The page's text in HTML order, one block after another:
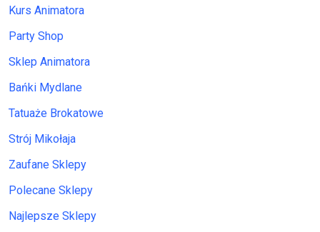
Kurs Animatora
Party Shop
Sklep Animatora
Bańki Mydlane
Tatuaże Brokatowe
Strój Mikołaja
Zaufane Sklepy
Polecane Sklepy
Najlepsze Sklepy